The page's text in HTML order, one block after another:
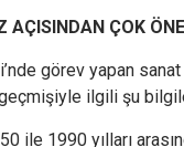
AÇISINDAN ÇOK
görev yapan
ilgili şu
ile 1990 yılları